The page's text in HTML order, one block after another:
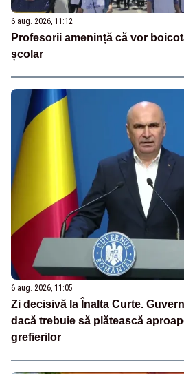
6 aug. 2026, 11:12
Profesorii amenință că vor
școlar
6 aug. 2026, 11:05
Zi decisivă la Înalta Curte.
dacă trebuie să plătească
grefierilor